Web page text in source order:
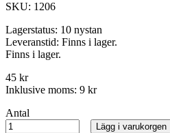
SKU: 1206
Lagerstatus: 10 nystan
Leveranstid: Finns i lager.
Finns i lager.
45 kr
Inklusive moms: 9 kr
Antal
Lägg i varukorgen